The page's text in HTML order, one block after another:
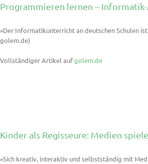
Programmieren lernen –
»Der Informatikunterricht an deutschen Schulen
golem.de)
Vollständiger Artikel aufgolem.de
Kinder als Regisseure: Medien
»Sich kreativ, interaktiv und selbstständig mit